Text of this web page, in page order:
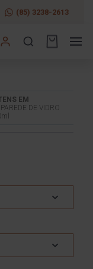
(85) 3238-2613
EM
DE VIDRO